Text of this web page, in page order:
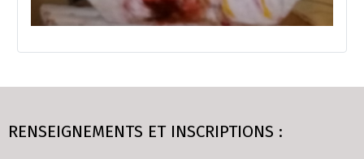
RENSEIGNEMENTS ET INSCRIPTIONS :